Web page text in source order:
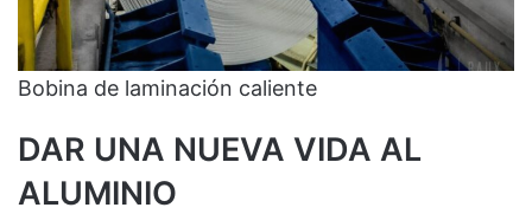
Bobina de laminación caliente
DAR UNA NUEVA VIDA AL
ALUMINIO